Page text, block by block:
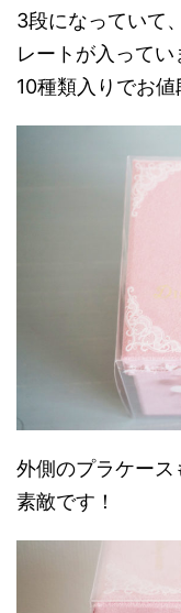
3段になっていて
レートが入ってい
10種類入りでお値
外側のプラケー
素敵です！